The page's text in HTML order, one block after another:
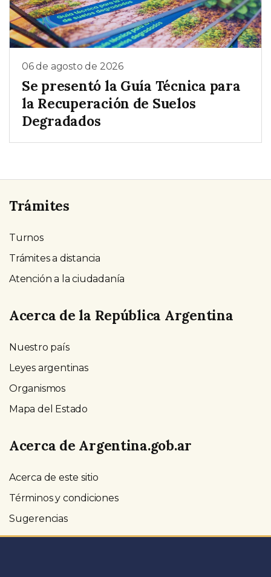
06 de agosto de 2026
Se presentó la Guía Técnica para
la Recuperación de Suelos
Degradados
Trámites
Turnos
Trámites a distancia
Atención a la ciudadanía
Acerca de la República Argentina
Nuestro país
Leyes argentinas
Organismos
Mapa del Estado
Acerca de Argentina.gob.ar
Acerca de este sitio
Términos y condiciones
Sugerencias